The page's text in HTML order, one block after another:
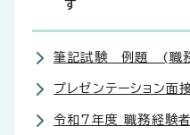
す
筆記試験 例題 (職
プレゼンテーション
令和7年度 職務経験者